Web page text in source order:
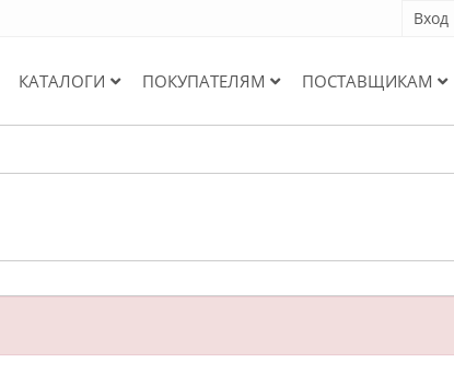
Вход
КАТАЛОГИ ПОКУПАТЕЛЯМ ПОСТАВЩИКАМ